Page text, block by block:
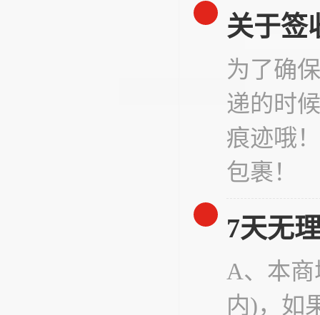
关于签
为了确
递的时
痕迹哦
包裹！
7天无
A、本
内)，如